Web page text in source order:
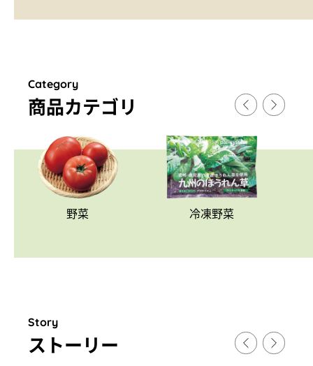
Category
商品カテゴリ
野菜 冷凍野菜
Story
ストー リ ー